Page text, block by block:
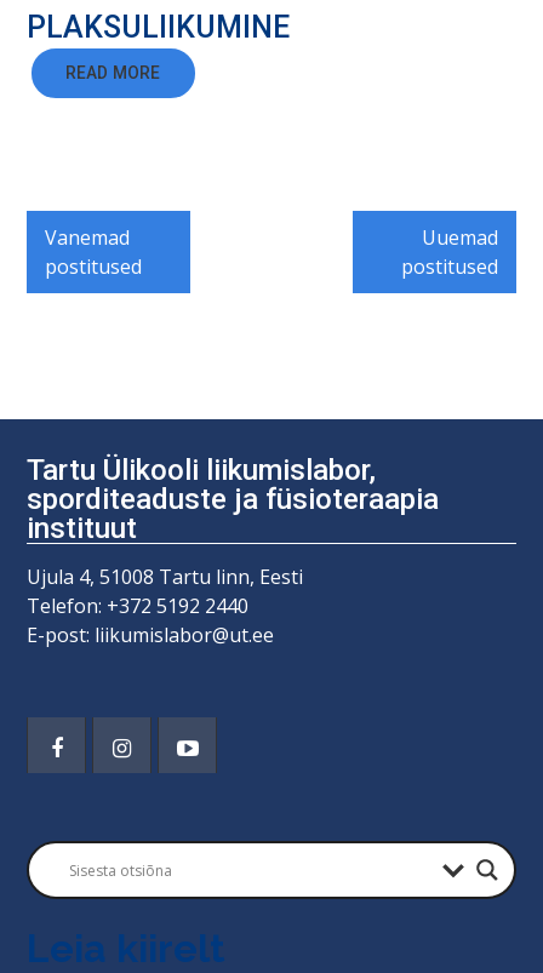
PLAKSULIIKUMINE
READ MORE
Navigeerimine
Vanemad
postitused
Uuemad
postitused
Tartu Ülikooli liikumislabor,
sporditeaduste ja füsioteraapia
instituut
Ujula 4, 51008 Tartu linn, Eesti
Telefon: +372 5192 2440
E-post: liikumislabor@ut.ee
Leia kiirelt